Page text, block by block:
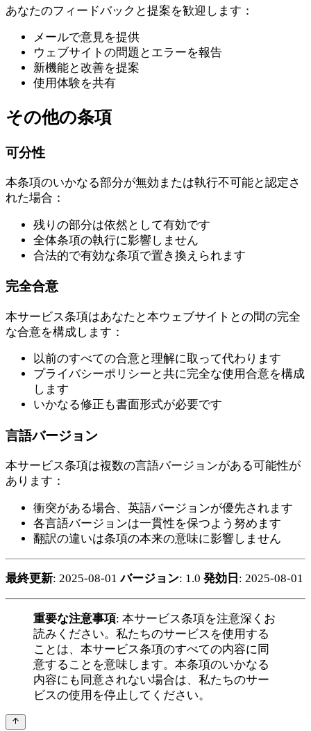
あなたのフィードバックと提案を歓迎します：
メールで意見を提供
ウェブサイトの問題とエラーを報告
新機能と改善を提案
使用体験を共有
その他の条項
可分性
本条項のいかなる部分が無効または執行不可能と認定さ
れた場合：
残りの部分は依然として有効です
全体条項の執行に影響しません
合法的で有効な条項で置き換えられます
完全合意
本サービス条項はあなたと本ウェブサイトとの間の完全
な合意を構成します：
以前のすべての合意と理解に取って代わります
プライバシーポリシーと共に完全な使用合意を構成
します
いかなる修正も書面形式が必要です
言語バージョン
本サービス条項は複数の言語バージョンがある可能性が
あります：
衝突がある場合、英語バージョンが優先されます
各言語バージョンは一貫性を保つよう努めます
翻訳の違いは条項の本来の意味に影響しません
最終更新: 2025-08-01バージョン: 1.0 発効日 : 2025-08-01
重要な注意事項: 本サービス条項を注意深くお
読みください。私たちのサービスを使用する
ことは、本サービス条項のすべての内容に同
意することを意味します。本条項のいかなる
内容にも同意されない場合は、私たちのサー
ビスの使用を停止してください。